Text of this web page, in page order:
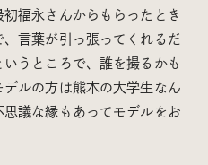
福永さんからもらったとき
言葉が引っ張ってくれるだ
うところで、誰を撮るかも
ルの方は熊本の大学生なん
議な縁もあってモデルをお